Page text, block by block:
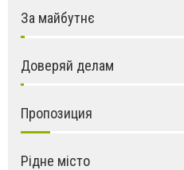
За майбутнє
Доверяй делам
Пропозиция
Рідне місто